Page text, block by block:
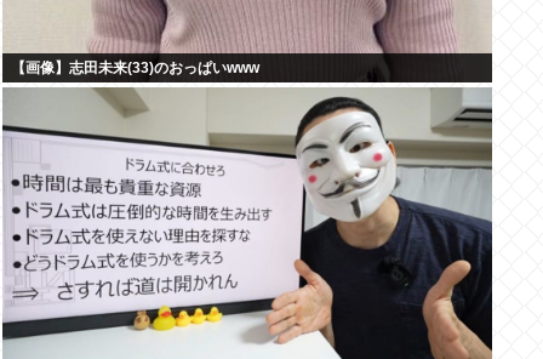
【画像】志田未来(33)のおっぱいwww